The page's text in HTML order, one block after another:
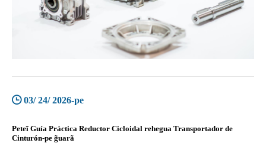
03/ 24/ 2026-pe
Peteĩ Guía Práctica Reductor Cicloidal rehegua Transportador de
Cinturón-pe g̃uarã